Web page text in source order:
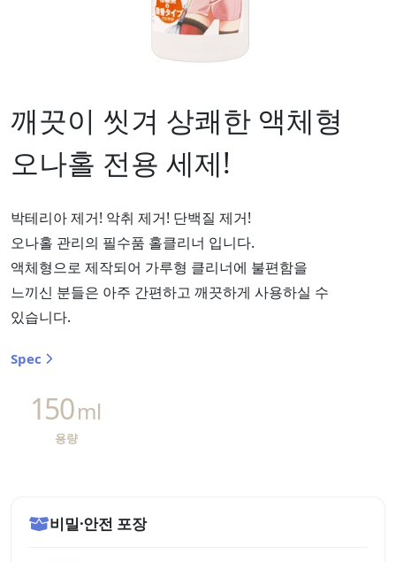
깨끗이 씻겨 상쾌한 액체형
오나홀 전용 세제!
박테리아 제거! 악취 제거! 단백질 제거!
오나홀 관리의 필수품 홀클리너 입니다.
액체형으로 제작되어 가루형 클리너에 불편함을
느끼신 분들은 아주 간편하고 깨끗하게 사용하실 수
있습니다.
Spec
용량
150ml
비밀·안전 포장